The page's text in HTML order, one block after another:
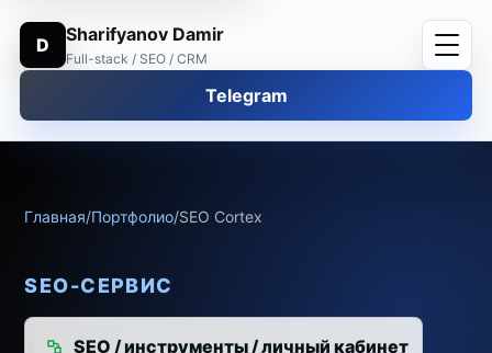
D Sharifyanov Damir
Full-stack / SEO / CRM
Telegram
Главная/Портфолио/SEO Cortex
SEO-СЕРВИС
SEO / инструменты / личный кабинет